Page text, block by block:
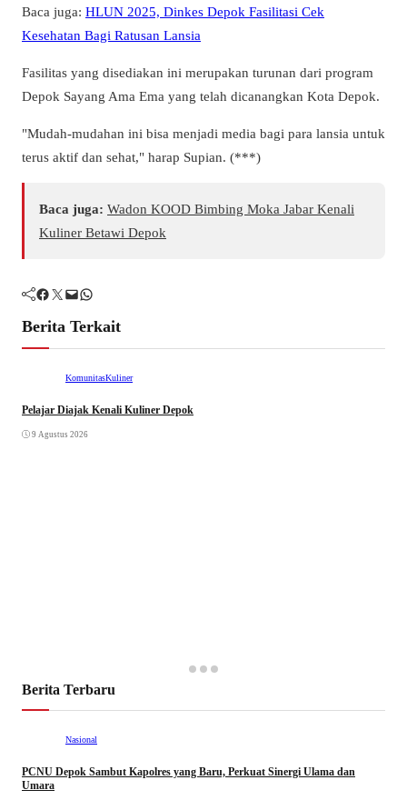
Baca juga: HLUN 2025, Dinkes Depok Fasilitasi Cek
Kesehatan Bagi Ratusan Lansia
Fasilitas yang disediakan ini merupakan turunan dari program
Depok Sayang Ama Ema yang telah dicanangkan Kota Depok.
"Mudah-mudahan ini bisa menjadi media bagi para lansia untuk
terus aktif dan sehat," harap Supian. (***)
Baca juga: Wadon KOOD Bimbing Moka Jabar Kenali
Kuliner Betawi Depok
Facebook Twitter Mail WhatsApp
Berita Terkait
KomunitasKuliner
Pelajar Diajak Kenali Kuliner Depok
9 Agustus 2026
Berita Terbaru
Nasional
PCNU Depok Sambut Kapolres yang Baru, Perkuat Sinergi Ulama dan
Umara